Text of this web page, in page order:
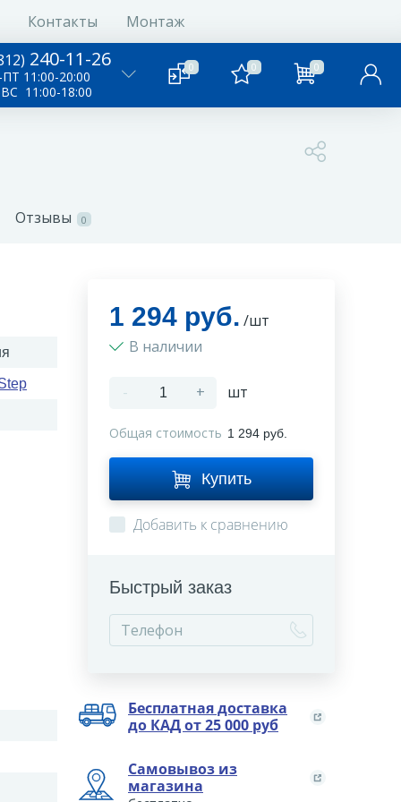
Контакты Монтаж
240-11-26
11:00-20:00
11:00-18:00
0 0 0
Отзывы 0
1 294 руб. /шт
В наличии
- + шт
Общая стоимость 1 294 руб.
Купить
Добавить к сравнению
Быстрый заказ
Бесплатная доставка
до КАД от 25 000 руб
Самовывоз из
магазина